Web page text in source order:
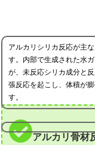
アルカリシリカ反応が主
す。内部で生成された水
が、未反応シリカ成分と
張反応を起こし、体積が膨
す。
アルカリ骨材